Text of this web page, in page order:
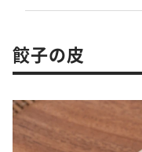
餃子の皮